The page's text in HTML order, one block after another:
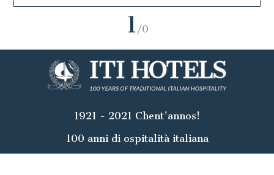
1 /0
1921 - 2021 Chent'annos!
100 anni di ospitalità italiana